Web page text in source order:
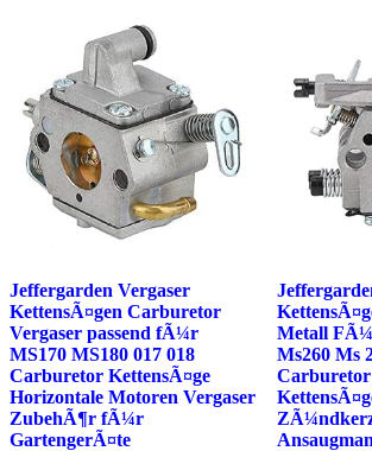
Jeffergarden Vergaser
KettensÃ¤gen Carburetor
Vergaser passend fÃ¼r
MS170 MS180 017 018
Carburetor KettensÃ¤ge
Horizontale Motoren Vergaser
ZubehÃ¶r fÃ¼r
GartengerÃ¤te
Metall
Ms260 Ms
Carburetor